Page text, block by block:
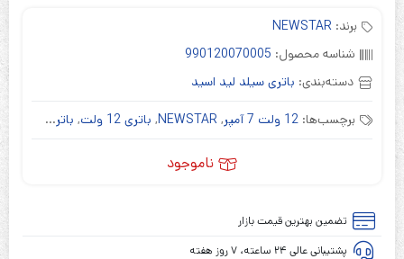
برند: NEWSTAR
شناسه محصول: 990120070005
دسته‌بندی: باتری سیلد لید اسید
برچسب‌ها: 12 ولت 7 آمپر ,
NEWSTAR
, باتری 12 ولت , باتری یو پی اس
ناموجود
تضمین بهترین قیمت بازار
پشتیبانی عالی ۲۴ ساعته، ۷ روز هفته